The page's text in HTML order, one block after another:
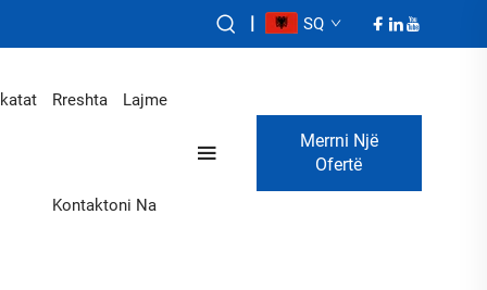
| SQ
Rreshta Lajme
Kontaktoni Na
Merrni Një
Ofertë